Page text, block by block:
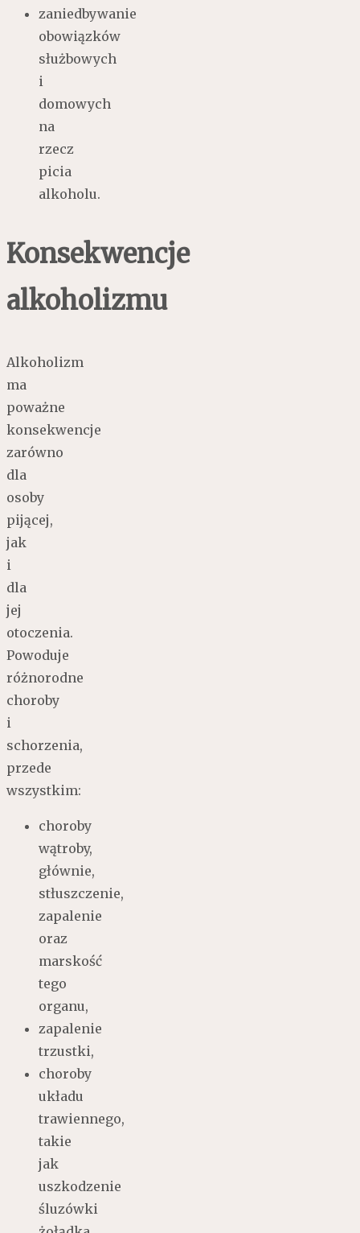
zaniedbywanie
obowiązków
służbowych
i
domowych
na
rzecz
picia
alkoholu.
Konsekwencje
alkoholizmu
Alkoholizm
ma
poważne
konsekwencje
zarówno
dla
osoby
pijącej,
jak
i
dla
jej
otoczenia.
Powoduje
różnorodne
choroby
i
schorzenia,
przede
wszystkim:
choroby
wątroby,
głównie,
stłuszczenie,
zapalenie
oraz
marskość
tego
organu,
zapalenie
trzustki,
choroby
układu
trawiennego,
takie
jak
uszkodzenie
śluzówki